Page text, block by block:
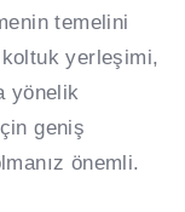
temelini
yerleşimi,
yönelik
geniş
önemli.